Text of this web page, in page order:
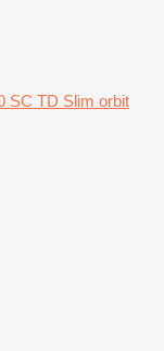
SC TD Slim orbit